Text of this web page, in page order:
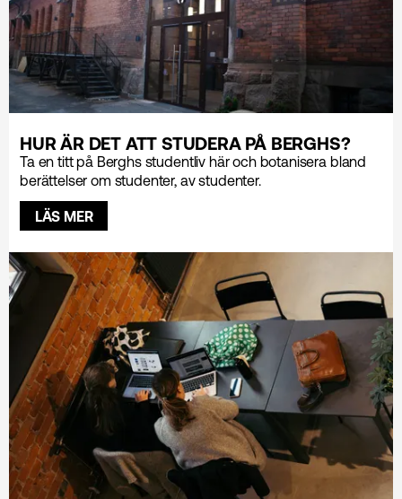
HUR ÄR DET ATT STUDERA PÅ BERGHS?
Ta en titt på Berghs studentliv här och botanisera bland
berättelser om studenter, av studenter.
LÄS MER